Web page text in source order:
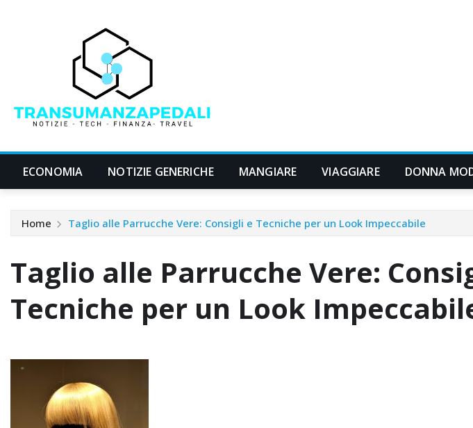
ECONOMIA NOTIZIE GENERICHE MANGIARE VIAGGIARE DONNA
Home Taglio alle Parrucche Vere: Consigli e Tecniche per un Look Impeccabile
Taglio alle Parrucche Vere:
Tecniche per un Look